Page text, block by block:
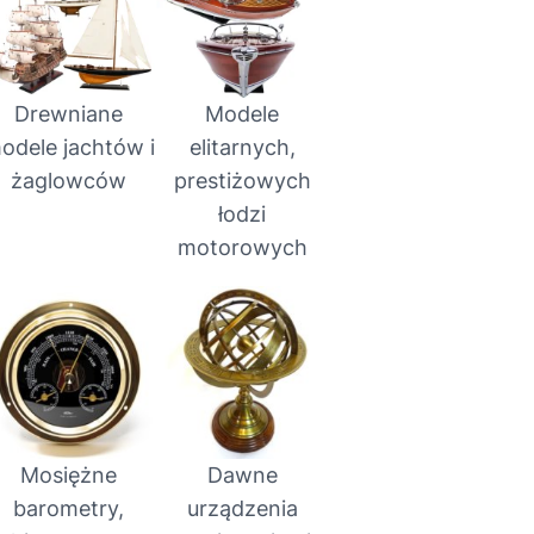
Drewniane
jachtów i
żaglowców
Modele
elitarnych,
prestiżowych
łodzi
motorowych
Mosiężne
barometry,
Dawne
urządzenia